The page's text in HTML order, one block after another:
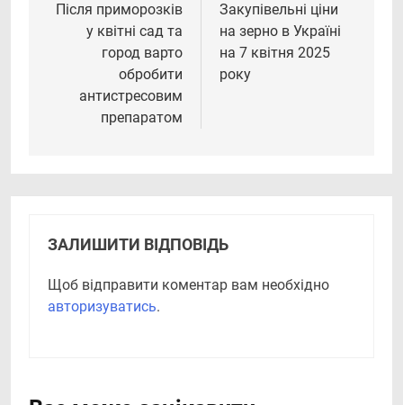
записів
Після приморозків
у квітні сад та
город варто
обробити
антистресовим
препаратом
Закупівельні ціни
на зерно в Україні
на 7 квітня 2025
року
ЗАЛИШИТИ ВІДПОВІДЬ
Щоб відправити коментар вам необхідно
авторизуватись.